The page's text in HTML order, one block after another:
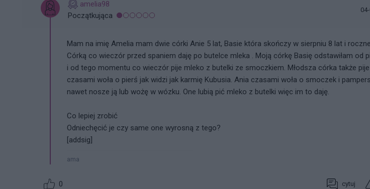
amelia98
Początkująca
Mam na imię Amelia mam dwie córki Anie 5 lat, Basie która skończy w sierpniu 8 lat i
Córką co wieczór przed spaniem daję po butelce mleka . Moją córkę Basię odstawiłam od
i od tego momentu co wieczór pije mleko z butelki ze smoczkiem. Młodsza córka także
czasami woła o pierś jak widzi jak karmię Kubusia. Ania czasami woła o smoczek i
nawet nosze ją lub wożę w wózku. One lubią pić mleko z butelki więc im to daję.
Co lepiej zrobić
Odniechęcić je czy same one wyrosną z tego?
[addsig]
ama
0 cytuj